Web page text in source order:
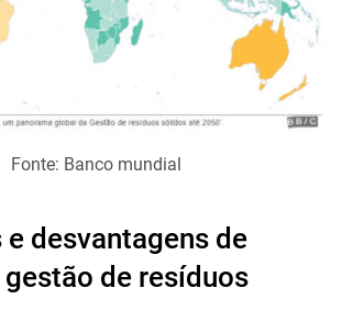
Fonte: Banco mundial
e desvantagens de
de resíduos